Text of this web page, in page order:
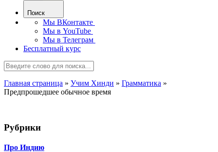
Поиск
Мы ВКонтакте
Мы в YouTube
Мы в Телеграм
Бесплатный курс
Главная страница » Учим Хинди » Грамматика »
Предпрошедшее обычное время
Рубрики
Про Индию